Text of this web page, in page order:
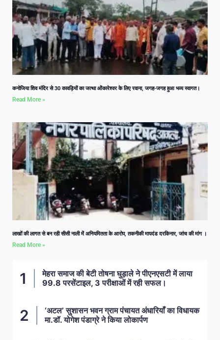
कनोजिया शिव मंदिर से 30 कावड़ियों का जत्था ओंकारेश्वर के लिए रवाना, जगह-जगह हुआ भव्य स्वागत।
Read More »
लाखों की लागत से बन रही सीसी नाली में अनियमितता के आरोप, तकनीकी मापदंड दरकिनार, जांच की मांग ।
Read More »
मेहरा समाज की बेटी तोषना घुड़ाले ने पीएनएसटी में लाया
99.8 परसेंटाइल, 3 परीक्षाओं में रही सफल।
‘अटल’ सुशासन भवन ग्राम पंचायत अंधारियाँ का विधायक
मा.डॉ. योगेश पंडाग्रे ने किया लोकार्पण